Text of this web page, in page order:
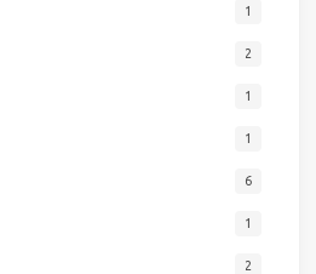
1
2
1
1
6
1
2